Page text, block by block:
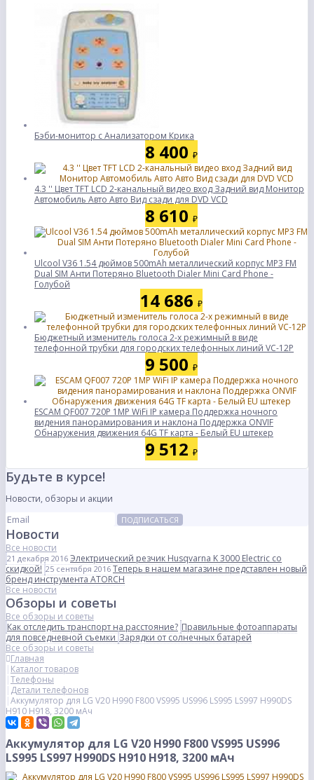
Бэби-монитор с Анализатором Крика
8 400 ₽
4.3 '' Цвет TFT LCD 2-канальный видео вход Задний вид Монитор
Автомобиль Авто Авто Вид сзади для DVD VCD
8 610 ₽
Ulcool V36 1.54 дюймов 500mAh металлический корпус MP3 FM
Dual SIM Анти Потеряно Bluetooth Dialer Mini Card Phone -
Голубой
14 686 ₽
Бюджетный изменитель голоса 2-х режимный в виде
телефонной трубки для городских телефонных линий VC-12P
9 500 ₽
ESCAM QF007 720P 1MP WiFi IP камера Поддержка ночного
видения панорамирования и наклона Поддержка ONVIF
Обнаружения движения 64G TF карта - Белый EU штекер
9 512 ₽
Будьте в курсе!
Новости, обзоры и акции
ПОДПИСАТЬСЯ
Новости
Все новости
21 декабря 2016 Электрический резчик Husqvarna K 3000 Electric со
скидкой! 25 сентября 2016 Теперь в нашем магазине представлен новый
бренд инструмента ATORCH
Все новости
Обзоры и советы
Все обзоры и советы
Как отследить транспорт на расстояние? Правильные фотоаппараты
для повседневной съемкиЗарядки от солнечных батарей
Все обзоры и советы
Главная
Каталог товаров
Телефоны
Детали телефонов
Аккумулятор для LG V20 H990 F800 VS995 US996 LS995 LS997 H990DS
H910 H918, 3200 мАч
Аккумулятор для LG V20 H990 F800 VS995 US996
LS995 LS997 H990DS H910 H918, 3200 мАч